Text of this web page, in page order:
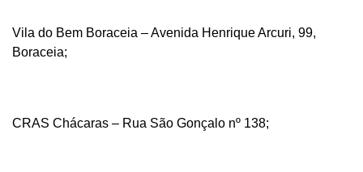
Vila do Bem Boraceia – Avenida Henrique Arcuri, 99,
Boraceia;
CRAS Chácaras – Rua São Gonçalo nº 138;